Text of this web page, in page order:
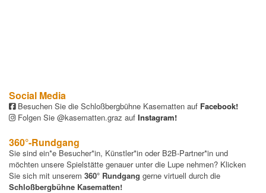
Social Media
Besuchen Sie die Schloßbergbühne Kasematten auf Facebook!
Folgen Sie @kasematten.graz auf Instagram!
360°-Rundgang
Sie sind ein*e Besucher*in, Künstler*in oder B2B-Partner*in und
möchten unsere Spielstätte genauer unter die Lupe nehmen? Klicken
Sie sich mit unserem 360° Rundgang gerne virtuell durch die
Schloßbergbühne Kasematten!